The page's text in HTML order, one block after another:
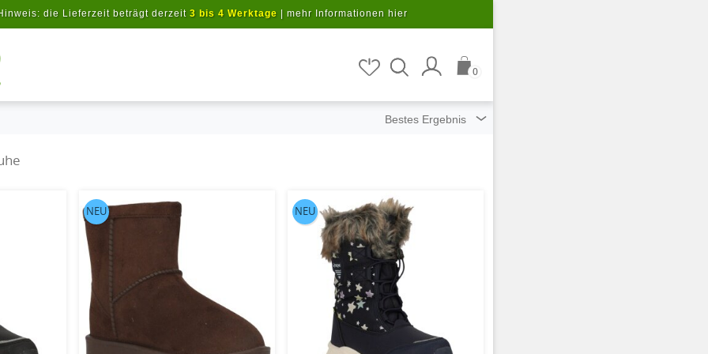
die Lieferzeit beträgt derzeit 3 bis 4 Werktage mehr Informationen hier
0
NEU NEU